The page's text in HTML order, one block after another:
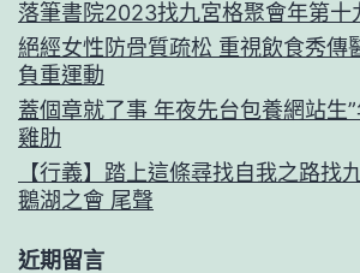
落筆書院2023找九宮格聚會年第十
絕經女性防骨質疏松 重視飲食秀傳
負重運動
蓋個章就了事 年夜先台包養網站生
雞肋
【行義】踏上這條尋找自我之路找
鵝湖之會 尾聲
近期留言